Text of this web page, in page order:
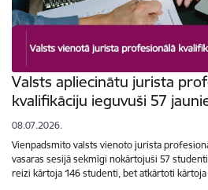
Valsts apliecinātu jurista
kvalifikāciju ieguvuši 57
08.07.2026.
Vienpadsmito valsts vienoto jurista
vasaras sesijā sekmīgi nokārtojuši 57
reizi kārtoja 146 studenti, bet atkārtoti